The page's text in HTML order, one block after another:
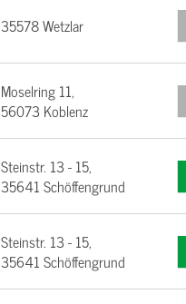
35578 Wetzlar
Moselring 11,
56073 Koblenz
Steinstr. 13 - 15,
35641 Schöffengrund
Steinstr. 13 - 15,
35641 Schöffengrund